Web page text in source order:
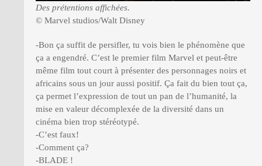
Des prétentions affichées.
© Marvel studios/Walt Disney
-Bon ça suffit de persifler, tu vois bien le phénomène que
ça a engendré. C’est le premier film Marvel et peut-être
même film tout court à présenter des personnages noirs et
africains sous un jour aussi positif. Ça fait du bien tout ça,
ça permet l’expression de tout un pan de l’humanité, la
mise en valeur décomplexée de la diversité dans un
cinéma bien trop stéréotypé.
-C’est faux!
-Comment ça?
-BLADE !